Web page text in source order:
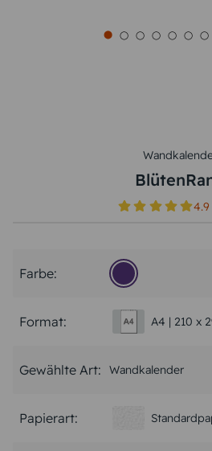
4.9
Farbe:
Format: A4 | 210 x
Gewählte Art: Wandkalender
Papierart: